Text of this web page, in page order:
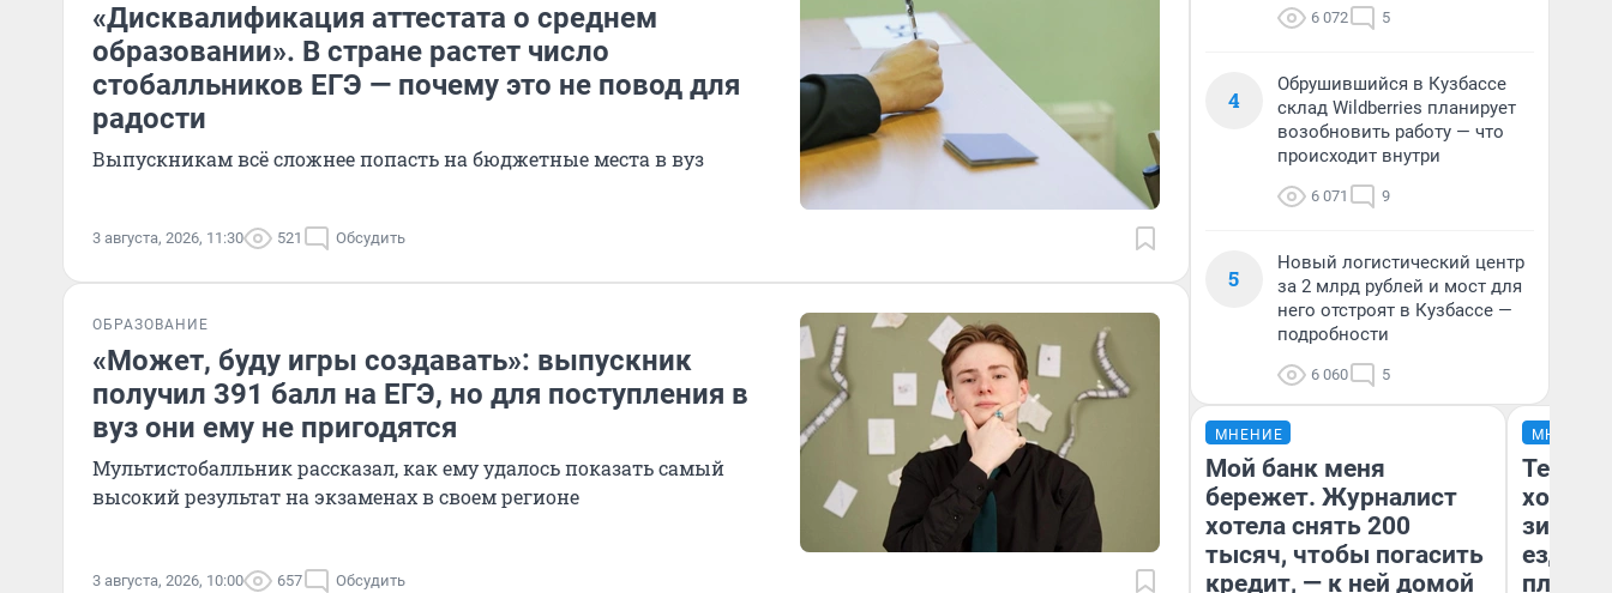
«Дисквалификация аттестата о среднем
образовании». В стране растет число
стобалльников ЕГЭ — почему это не повод для
радости
Выпускникам всё сложнее попасть на бюджетные места в вуз
3 августа, 2026, 11:30 521 Обсудить
ОБРАЗОВАНИЕ
«Может, буду игры создавать»: выпускник
получил 391 балл на ЕГЭ, но для поступления в
вуз они ему не пригодятся
Мультистобалльник рассказал, как ему удалось показать самый
высокий результат на экзаменах в своем регионе
3 августа, 2026, 10:00 657 Обсудить
6 072 5
4
Обрушившийся в Кузбассе
склад Wildberries планирует
возобновить работу — что
происходит внутри
6 071 9
5
Новый логистический центр
за 2 млрд рублей и мост для
него отстроят в Кузбассе —
подробности
6 060 5
МНЕНИЕ
Мой банк меня
бережет. Журналист
хотела снять 200
тысяч, чтобы погасить
кредит, — к ней домой
МНЕНИЕ
Тепло
зимой.
ездит
плюсы